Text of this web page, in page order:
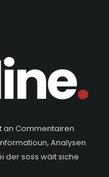
an Commentairen
Analysen
der soss wäit siche